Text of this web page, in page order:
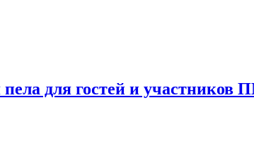
для гостей и